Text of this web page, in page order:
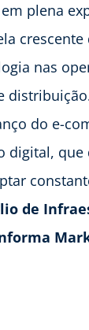
plena
nas
do e-
digital, que
de